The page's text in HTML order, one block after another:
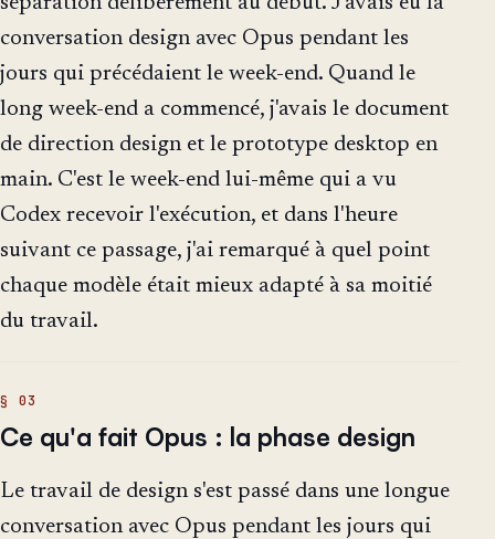
conversation design avec Opus pendant les
jours qui précédaient le week-end. Quand le
long week-end a commencé, j'avais le document
de direction design et le prototype desktop en
main. C'est le week-end lui-même qui a vu
Codex recevoir l'exécution, et dans l'heure
suivant ce passage, j'ai remarqué à quel point
chaque modèle était mieux adapté à sa moitié
du travail.
Ce qu'a fait Opus : la phase design
Le travail de design s'est passé dans une longue
conversation avec Opus pendant les jours qui